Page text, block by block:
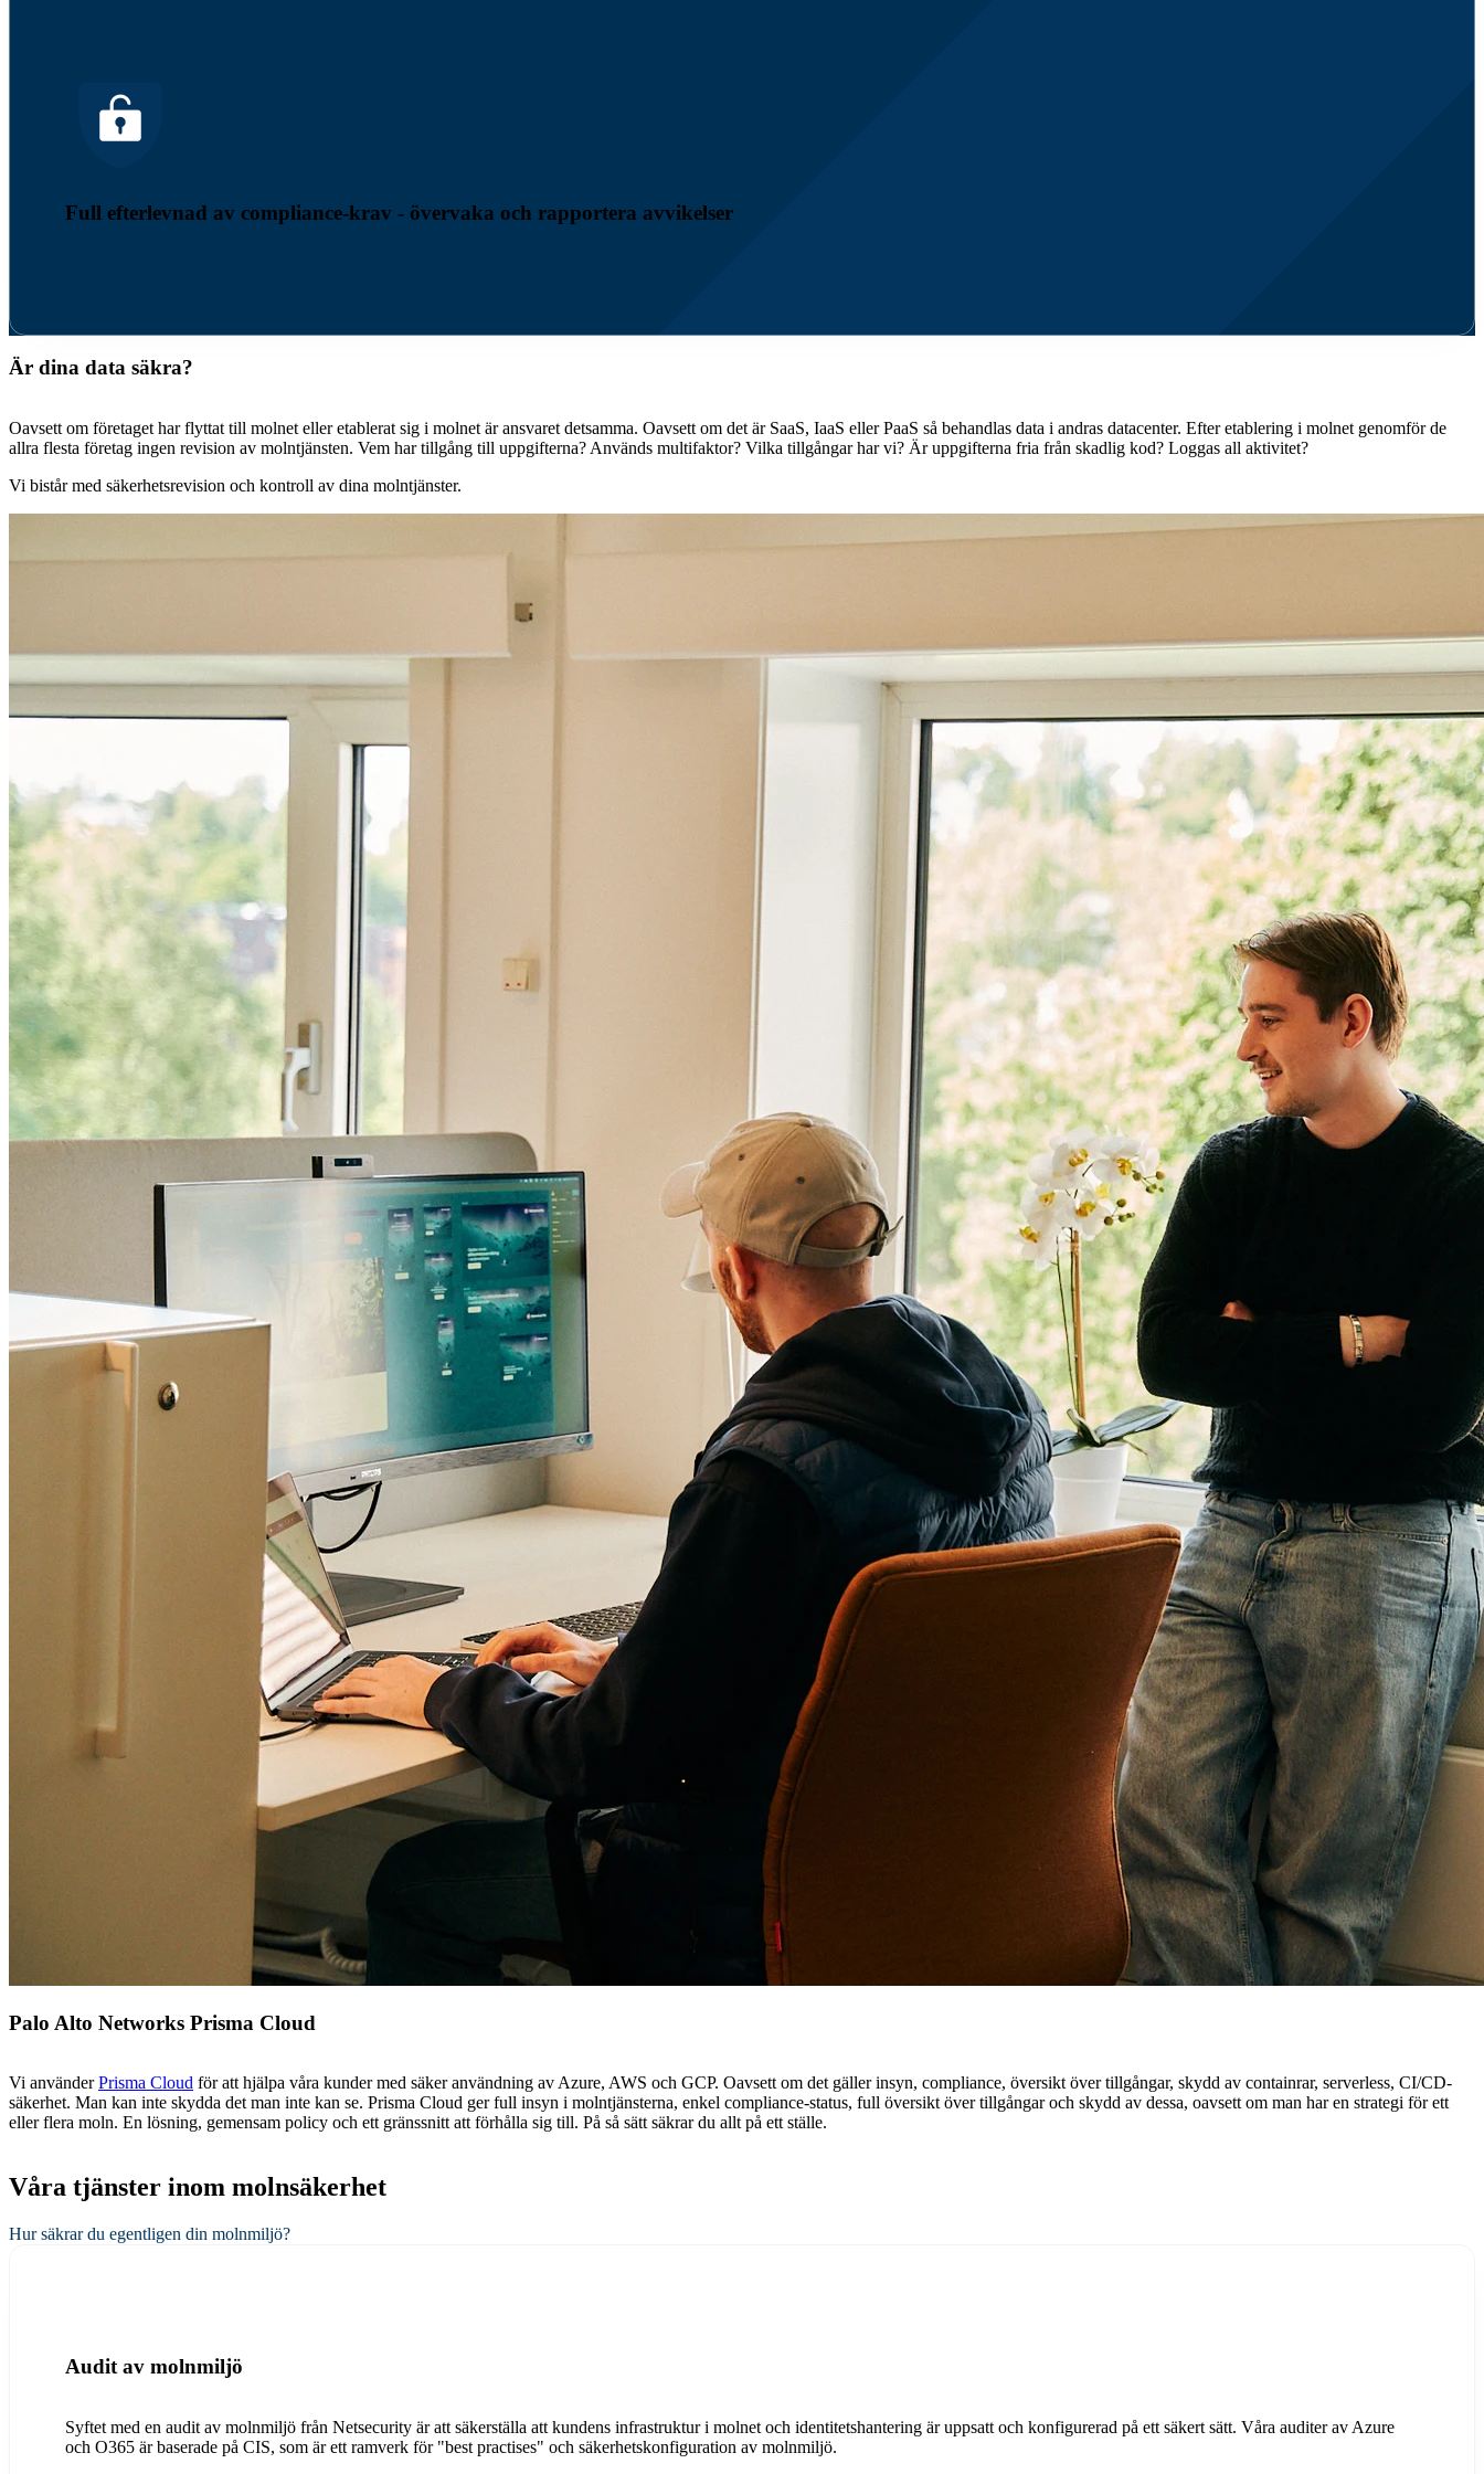
Full efterlevnad av compliance-krav - övervaka och rapportera avvikelser
Är dina data säkra?
Oavsett om företaget har flyttat till molnet eller etablerat sig i molnet är ansvaret detsamma. Oavsett om det är SaaS, IaaS eller PaaS så behandlas data i andras datacenter. Efter etablering i molnet genomför de
allra flesta företag ingen revision av molntjänsten. Vem har tillgång till uppgifterna? Används multifaktor? Vilka tillgångar har vi? Är uppgifterna fria från skadlig kod? Loggas all aktivitet?
Vi bistår med säkerhetsrevision och kontroll av dina molntjänster.
Palo Alto Networks Prisma Cloud
Vi använderPrisma Cloud för att hjälpa våra kunder med säker användning av Azure, AWS och GCP. Oavsett om det gäller insyn, compliance, översikt över tillgångar, skydd av containrar, serverless, CI/CD-
säkerhet. Man kan inte skydda det man inte kan se. Prisma Cloud ger full insyn i molntjänsterna, enkel compliance-status, full översikt över tillgångar och skydd av dessa, oavsett om man har en strategi för ett
eller flera moln. En lösning, gemensam policy och ett gränssnitt att förhålla sig till. På så sätt säkrar du allt på ett ställe.
Våra tjänster inom molnsäkerhet
Hur säkrar du egentligen din molnmiljö?
Audit av molnmiljö
Syftet med en audit av molnmiljö från Netsecurity är att säkerställa att kundens infrastruktur i molnet och identitetshantering är uppsatt och konfigurerad på ett säkert sätt. Våra auditer av Azure
och O365 är baserade på CIS, som är ett ramverk för "best practises" och säkerhetskonfiguration av molnmiljö.